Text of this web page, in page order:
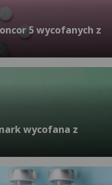
5 wycofanych z
wycofana z